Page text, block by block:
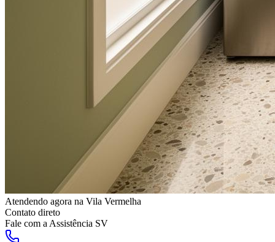
Atendendo agora na Vila Vermelha
Contato direto
Fale com a Assistência SV